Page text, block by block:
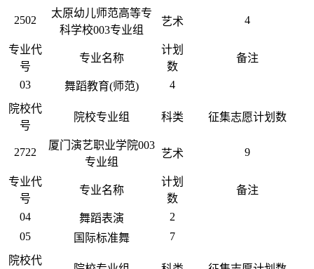
2502
太原幼儿师范高等专
科学校003专业组
艺术 4
专业代
号
专业名称
计划
数
备注
03 舞蹈教育(师范)
4
院校代
号
院校专业组 科类 征集志愿计划数
2722
厦门演艺职业学院003
专业组
艺术 9
专业代
号
专业名称
计划
数
备注
04 舞蹈表演
2
05
国际标准舞
7
院校代